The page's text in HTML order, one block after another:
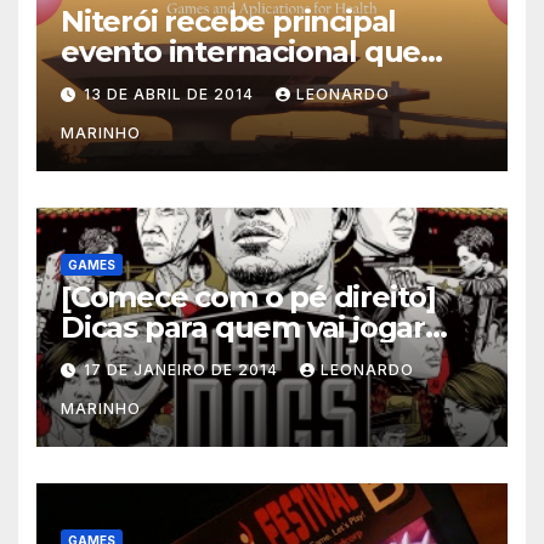
Niterói recebe principal
evento internacional que
mescla saúde e jogos
13 DE ABRIL DE 2014 LEONARDO
MARINHO
GAMES
[Comece com o pé direito]
Dicas para quem vai jogar
Sleeping Dogs
17 DE JANEIRO DE 2014 LEONARDO
MARINHO
GAMES